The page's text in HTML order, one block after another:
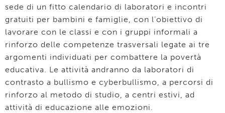
sede di un fitto calendario di laboratori e incontri
gratuiti per bambini e famiglie, con l’obiettivo di
lavorare con le classi e con i gruppi informali a
rinforzo delle competenze trasversali legate ai tre
argomenti individuati per combattere la povertà
educativa. Le attività andranno da laboratori di
contrasto a bullismo e cyberbullismo, a percorsi di
rinforzo al metodo di studio, a centri estivi, ad
attività di educazione alle emozioni.